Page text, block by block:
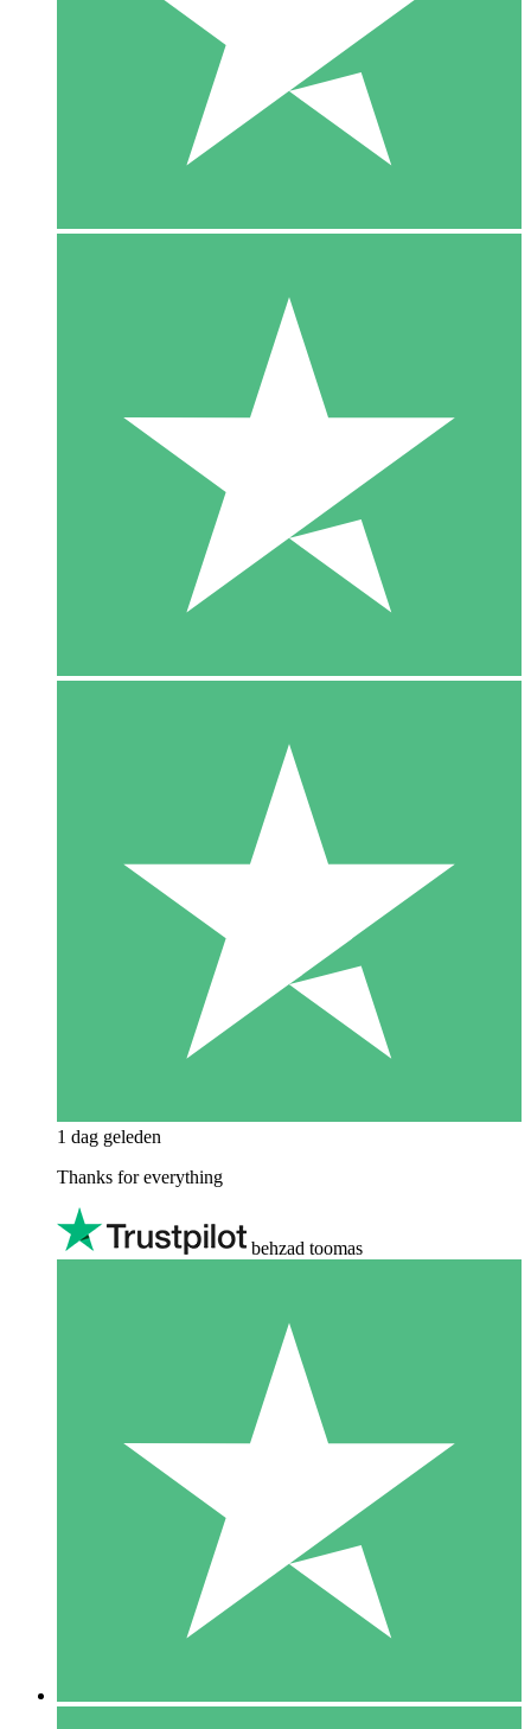
1 dag geleden
Thanks for everything
behzad toomas